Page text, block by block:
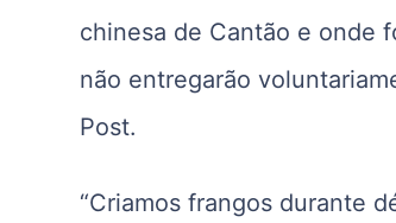
chinesa de Cantão e onde
não entregarão
Post.
“Criamos frangos durante